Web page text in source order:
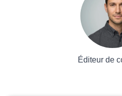
Éditeur de